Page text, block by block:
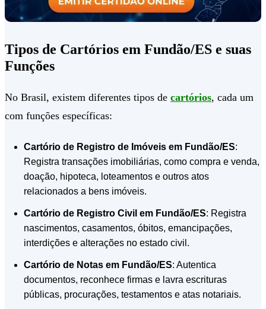
Tipos de Cartórios em Fundão/ES e suas
Funções
No Brasil, existem diferentes tipos de cartórios, cada um
com funções específicas:
Cartório de Registro de Imóveis em Fundão/ES:
Registra transações imobiliárias, como compra e venda,
doação, hipoteca, loteamentos e outros atos
relacionados a bens imóveis.
Cartório de Registro Civil em Fundão/ES: Registra
nascimentos, casamentos, óbitos, emancipações,
interdições e alterações no estado civil.
Cartório de Notas em Fundão/ES: Autentica
documentos, reconhece firmas e lavra escrituras
públicas, procurações, testamentos e atas notariais.